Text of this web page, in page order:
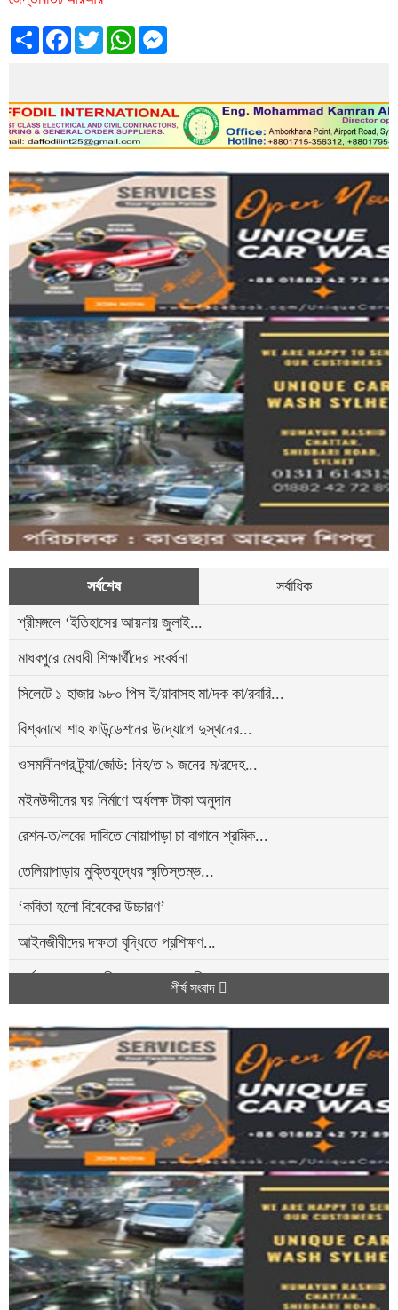
Share FacebookTwitterWhatsApp
সর্বশেষ সর্বাধিক
শ্রীমঙ্গলে ‘ইতিহাসের আয়নায় জুলাই...
মাধবপুরে মেধাবী শিক্ষার্থীদের সংবর্ধনা
সিলেটে ১ হাজার ৯৮০ পিস ই/য়াবাসহ মা/দক কা/রবারি...
বিশ্বনাথে শাহ ফাউন্ডেশনের উদ্যোগে দুস্থদের...
ওসমানীনগর ট্র্যা/জেডি: নিহ/ত ৯ জনের ম/রদেহ...
মইনউদ্দীনের ঘর নির্মাণে অর্ধলক্ষ টাকা অনুদান
রেশন-ত/লবের দাবিতে নোয়াপাড়া চা বাগানে শ্রমিক...
তেলিয়াপাড়ায় মুক্তিযুদ্ধের স্মৃতিস্তম্ভ...
‘কবিতা হলো বিবেকের উচ্চারণ’
আইনজীবীদের দক্ষতা বৃদ্ধিতে প্রশিক্ষণ...
শর্তসাপেক্ষে দেশে ফিরতে প্রস্তুত সাকিব, হবেন...
এমপিওভুক্ত অবসরপ্রাপ্ত শিক্ষক-কর্মচারীদের...
১৪ বছরের শিক্ষার্থীর গুলিতে নি হ ত স্কুলের...
কক্সবাজারে ৫০০ শয্যার মেডিকেল কলেজ হাসপাতালের...
শীর্ষ সংবাদ